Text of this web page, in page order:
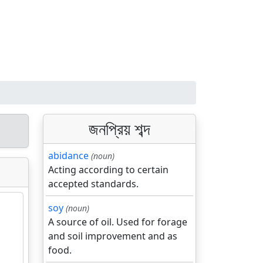
জনপ্রিয় শব্দ
abidance (noun)
Acting according to certain
accepted standards.
soy (noun)
A source of oil. Used for forage
and soil improvement and as
food.